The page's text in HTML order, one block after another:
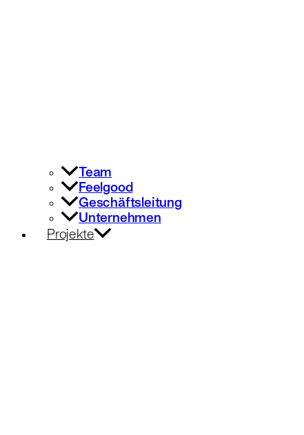
Team
Feelgood
Geschäftsleitung
Unternehmen
Projekte